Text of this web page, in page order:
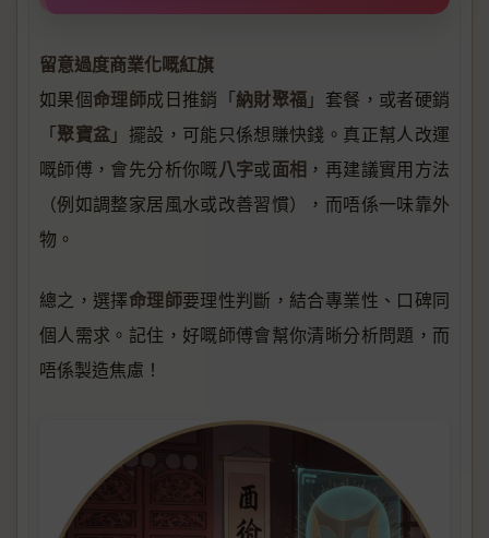
留意過度商業化嘅紅旗
如果個命理師成日推銷「納財聚福」套餐，或者硬銷
「聚寶盆」擺設，可能只係想賺快錢。真正幫人改運
嘅師傅，會先分析你嘅八字或面相 ，再建議實用方法
（例如調整家居風水或改善習慣），而唔係一味靠外
物。
總之，選擇命理師要理性判斷，結合專業性、口碑同
個人需求。記住，好嘅師傅會幫你清晰分析問題，而
唔係製造焦慮！